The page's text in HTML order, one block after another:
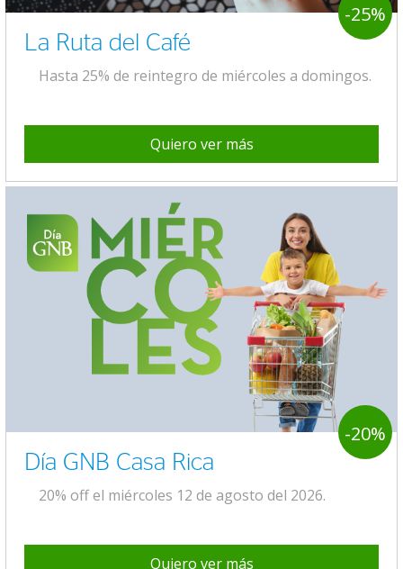
-25%
La Ruta del Café
Hasta 25% de reintegro de miércoles a domingos.
Quiero ver más
-20%
Día GNB Casa Rica
20% off el miércoles 12 de agosto del 2026.
Quiero ver más